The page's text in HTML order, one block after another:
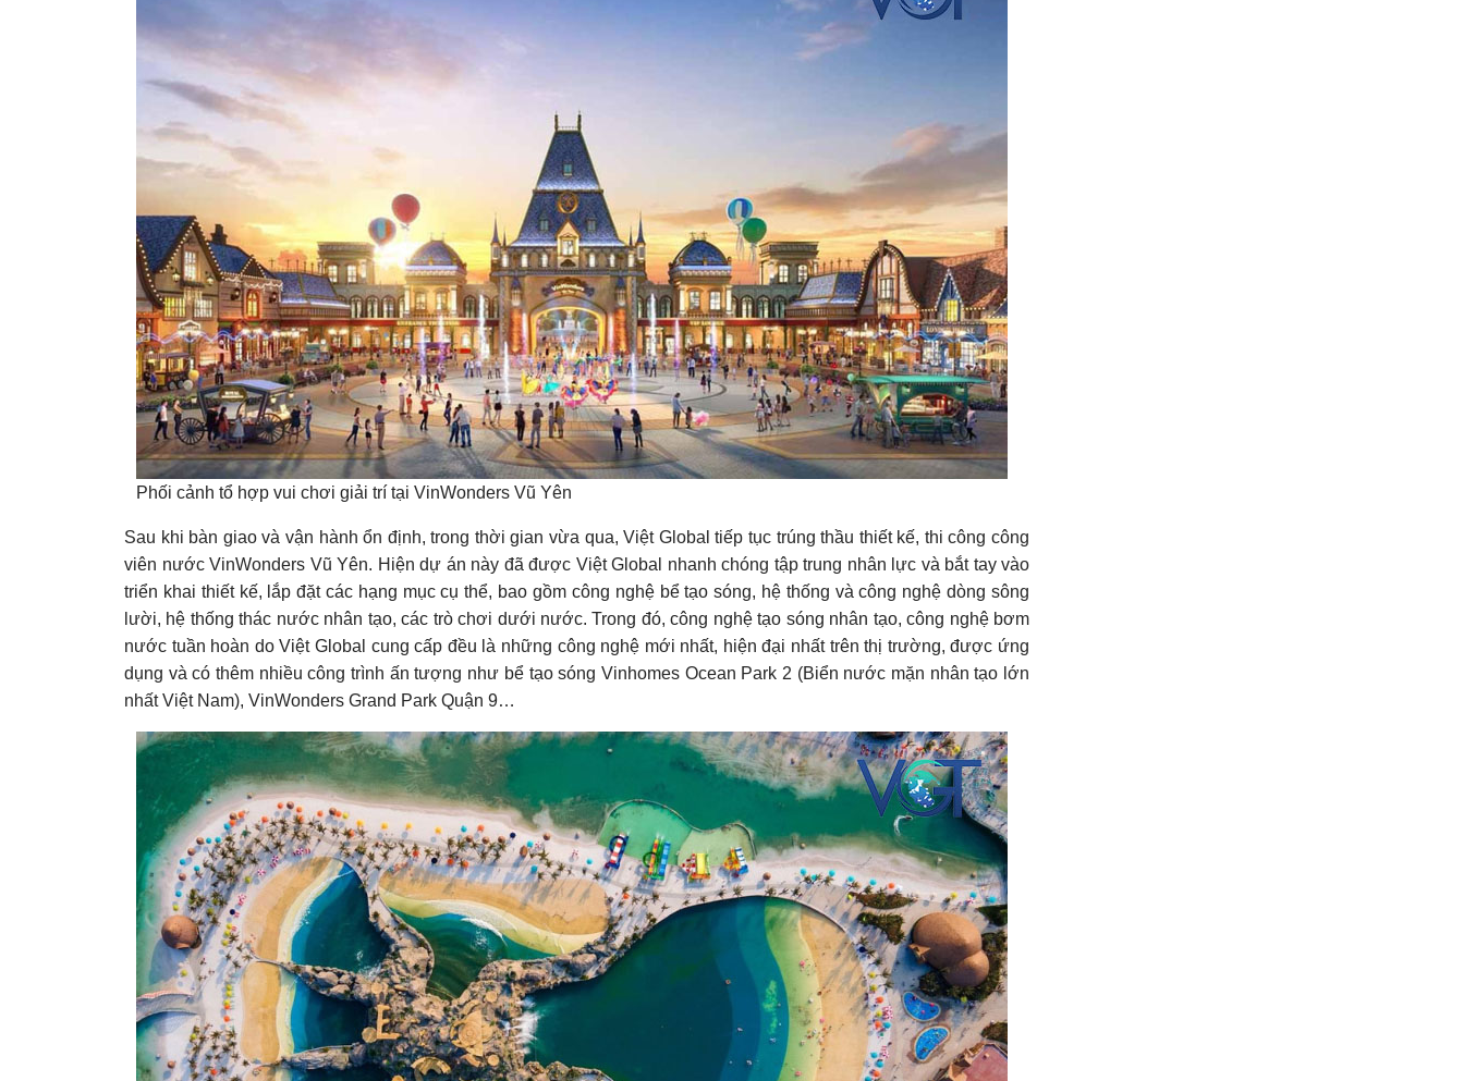
Phối cảnh tổ hợp vui chơi giải trí tại VinWonders Vũ Yên
Sau khi bàn giao và vận hành ổn định, trong thời gian vừa qua, Việt Global tiếp tục trúng thầu thiết kế, thi công công
viên nước VinWonders Vũ Yên. Hiện dự án này đã được Việt Global nhanh chóng tập trung nhân lực và bắt tay vào
triển khai thiết kế, lắp đặt các hạng mục cụ thể, bao gồm công nghệ bể tạo sóng, hệ thống và công nghệ dòng sông
lười, hệ thống thác nước nhân tạo, các trò chơi dưới nước. Trong đó, công nghệ tạo sóng nhân tạo, công nghệ bơm
nước tuần hoàn do Việt Global cung cấp đều là những công nghệ mới nhất, hiện đại nhất trên thị trường, được ứng
dụng và có thêm nhiều công trình ấn tượng như bể tạo sóng Vinhomes Ocean Park 2 (Biển nước mặn nhân tạo lớn
nhất Việt Nam), VinWonders Grand Park Quận 9…